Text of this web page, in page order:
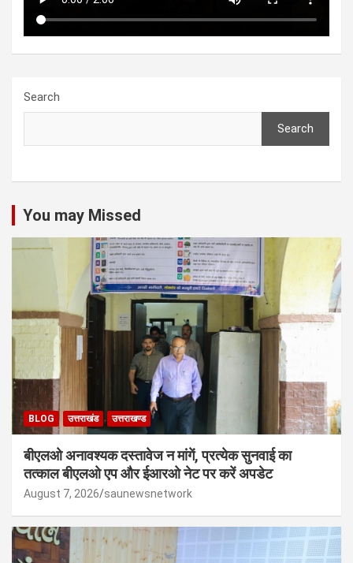
Search
Search
You may Missed
BLOG उत्तराखंड उत्तराखण्ड
बीएलओ अनावश्यक दस्तावेज न मांगें, प्रत्येक सुनवाई का
तत्काल बीएलओ एप और ईआरओ नेट पर करें अपडेट
August 7, 2026 saunewsnetwork